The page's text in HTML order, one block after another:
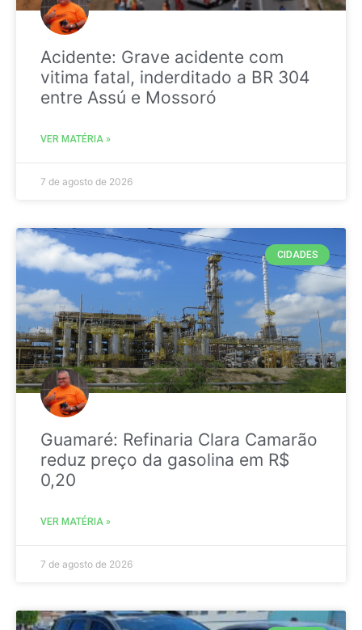
Acidente: Grave acidente com
vitima fatal, inderditado a BR 304
entre Assú e Mossoró
VER MATÉRIA »
7 de agosto de 2026
CIDADES
Guamaré: Refinaria Clara Camarão
reduz preço da gasolina em R$
0,20
VER MATÉRIA »
7 de agosto de 2026